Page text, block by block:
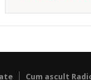
Cum ascult